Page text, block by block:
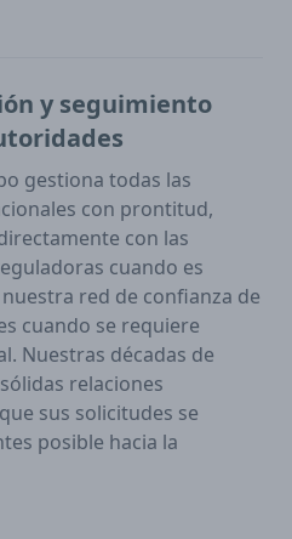
y seguimiento
gestiona todas las
con prontitud,
con las
cuando es
red de confianza de
cuando se requiere
Nuestras décadas de
relaciones
sus solicitudes se
posible hacia la